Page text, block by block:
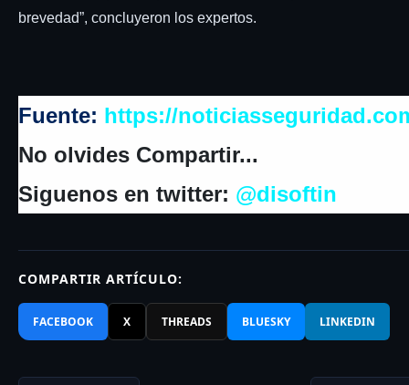
brevedad”, concluyeron los expertos.
Fuente: https://
No olvides Compartir...
Siguenos en twitter: @disoftin
COMPARTIR ARTÍCULO:
FACEBOOK X THREADS BLUESKY LINKEDIN